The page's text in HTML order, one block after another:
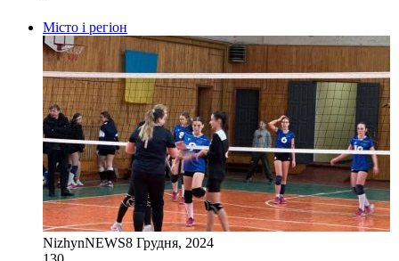
Місто і регіон
NizhynNEWS8 Грудня, 2024